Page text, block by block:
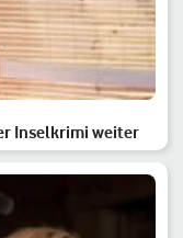
Inselkrimi weiter